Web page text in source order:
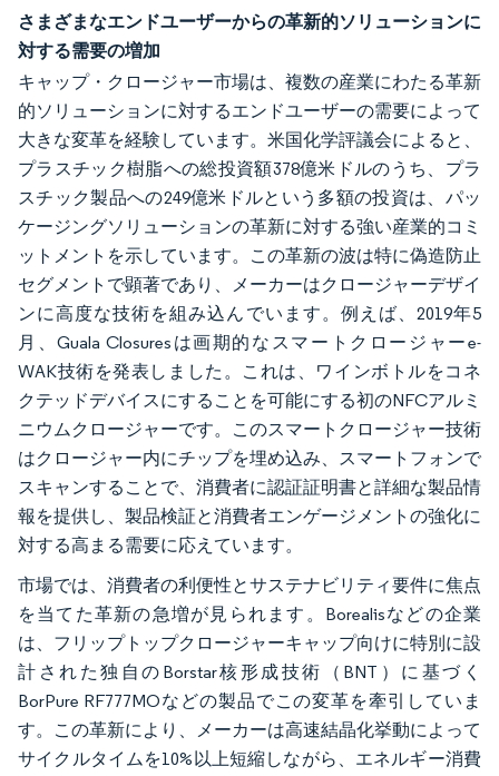
さまざまなエンドユーザーからの革新的ソリューションに
対する需要の増加
キャップ・クロージャー市場は、複数の産業にわたる革新
的ソリューションに対するエンドユーザーの需要によって
大きな変革を経験しています。米国化学評議会によると、
プラスチック樹脂への総投資額378億米ドルのうち、プラ
スチック製品への249億米ドルという多額の投資は、パッ
ケージングソリューションの革新に対する強い産業的コミ
ットメントを示しています。この革新の波は特に偽造防止
セグメントで顕著であり、メーカーはクロージャーデザイ
ンに高度な技術を組み込んでいます。例えば、2019年5
月、Guala Closuresは画期的なスマートクロージャーe-
WAK技術を発表しました。これは、ワインボトルをコネ
クテッドデバイスにすることを可能にする初のNFCアルミ
ニウムクロージャーです。このスマートクロージャー技術
はクロージャー内にチップを埋め込み、スマートフォンで
スキャンすることで、消費者に認証証明書と詳細な製品情
報を提供し、製品検証と消費者エンゲージメントの強化に
対する高まる需要に応えています。
市場では、消費者の利便性とサステナビリティ要件に焦点
を当てた革新の急増が見られます。Borealisなどの企業
は、フリップトップクロージャーキャップ向けに特別に設
計された独自のBorstar核形成技術（BNT）に基づく
BorPure RF777MOなどの製品でこの変革を牽引していま
す。この革新により、メーカーは高速結晶化挙動によって
サイクルタイムを10%以上短縮しながら、エネルギー消費